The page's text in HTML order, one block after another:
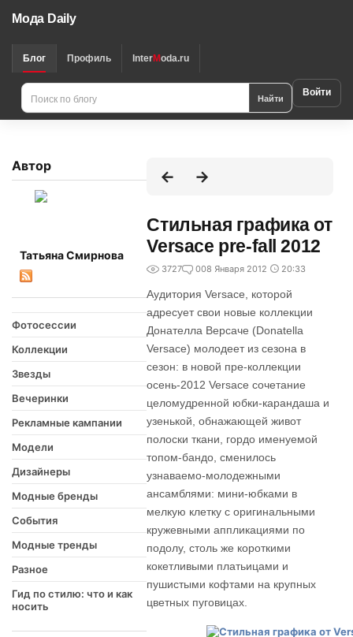
Мода Daily
Блог Профиль InterModa.ru
Найти Войти
Автор
Татьяна Смирнова
Фотосессии
Коллекции
Звезды
Вечеринки
Рекламные кампании
Модели
Дизайнеры
Модные бренды
События
Модные тренды
Разное
Гид по стилю: что и как
носить
Стильная графика от
Versace pre-fall 2012
3727 008 Января 2012 20:33
Аудитория Versace, которой
адресует свои новые коллекции
Донателла Версаче (Donatella
Versace) молодеет из сезона в
сезон: в новой пре-коллекции
осень-2012 Versace сочетание
целомудренной юбки-карандаша и
узенькой, обнажающей живот
полоски ткани, гордо именуемой
топом-бандо, сменилось
узнаваемо-молодежными
ансамблями: мини-юбками в
мелкую клетку с оригинальными
кружевными аппликациями по
подолу, столь же короткими
кокетливыми платьицами и
пушистыми кофтами на крупных
цветных пуговицах.